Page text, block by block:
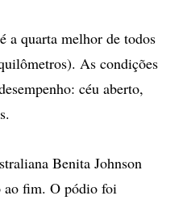
a quarta melhor de todos
As condições
céu aberto,
Benita Johnson
fim. O pódio foi